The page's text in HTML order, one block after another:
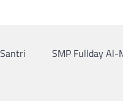
SMP Fullday Al-